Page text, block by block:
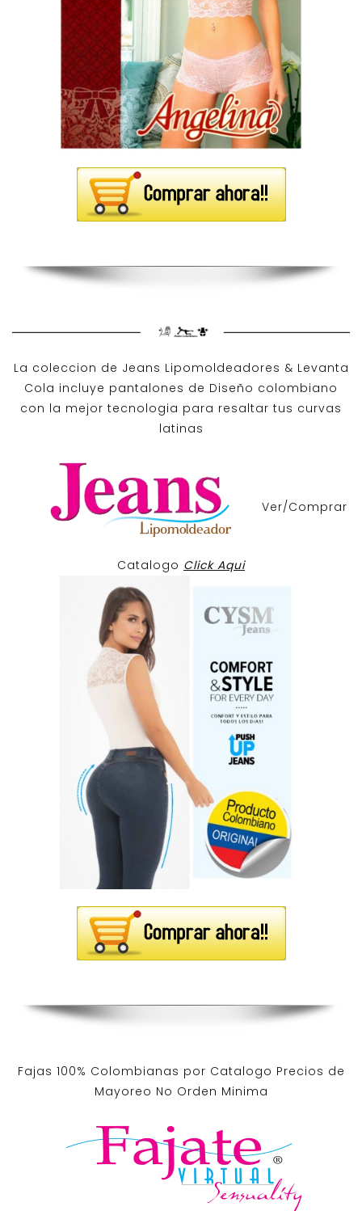
La coleccion de Jeans Lipomoldeadores & Levanta
Cola incluye pantalones de Diseño colombiano
con la mejor tecnologia para resaltar tus curvas
latinas
Ver/Comprar
Catalogo Click Aqui
Fajas 100% Colombianas por Catalogo Precios de
Mayoreo No Orden Minima